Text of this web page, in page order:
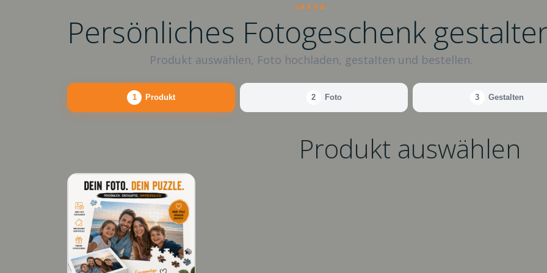
raxxa
Persönliches Fotogeschenk
Produkt auswählen, Foto hochladen, gestalten und bestellen.
1 Produkt 2 Foto 3 Gestalten
Produkt auswählen